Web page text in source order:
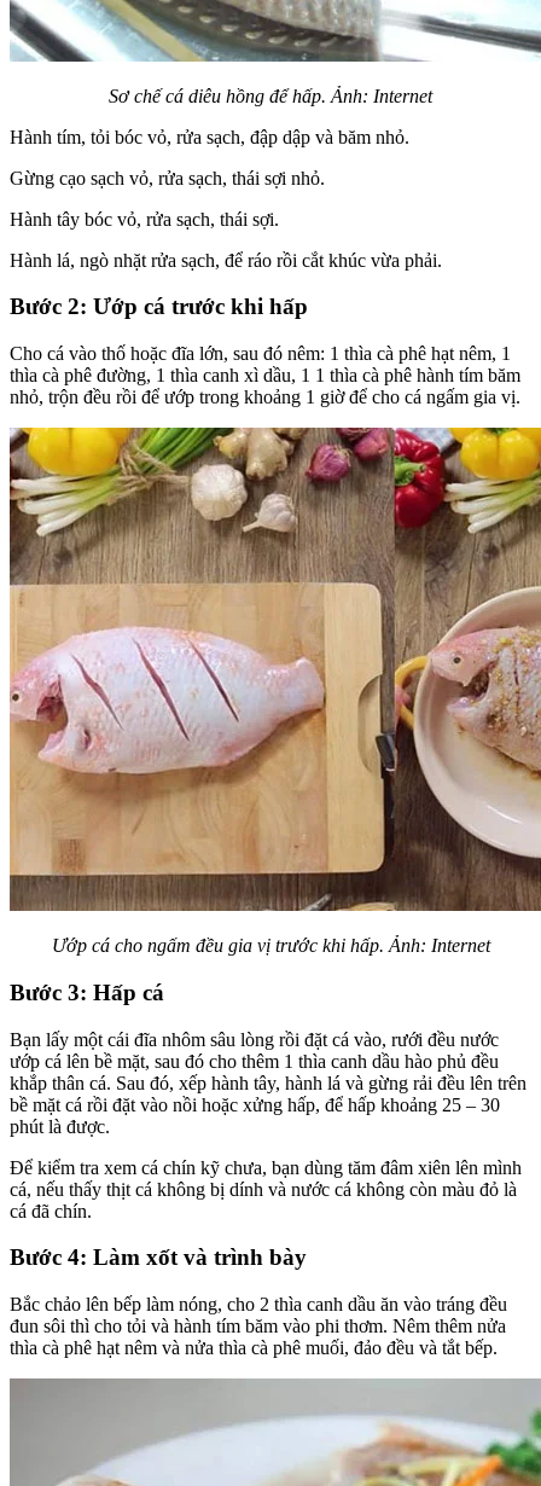
Sơ chế cá diêu hồng để hấp. Ảnh: Internet
Hành tím, tỏi bóc vỏ, rửa sạch, đập dập và băm nhỏ.
Gừng cạo sạch vỏ, rửa sạch, thái sợi nhỏ.
Hành tây bóc vỏ, rửa sạch, thái sợi.
Hành lá, ngò nhặt rửa sạch, để ráo rồi cắt khúc vừa phải.
Bước 2: Ướp cá trước khi hấp
Cho cá vào thố hoặc đĩa lớn, sau đó nêm: 1 thìa cà phê hạt nêm, 1
thìa cà phê đường, 1 thìa canh xì dầu, 1 1 thìa cà phê hành tím băm
nhỏ, trộn đều rồi để ướp trong khoảng 1 giờ để cho cá ngấm gia vị.
Ướp cá cho ngấm đều gia vị trước khi hấp. Ảnh: Internet
Bước 3: Hấp cá
Bạn lấy một cái đĩa nhôm sâu lòng rồi đặt cá vào, rưới đều nước
ướp cá lên bề mặt, sau đó cho thêm 1 thìa canh dầu hào phủ đều
khắp thân cá. Sau đó, xếp hành tây, hành lá và gừng rải đều lên trên
bề mặt cá rồi đặt vào nồi hoặc xửng hấp, để hấp khoảng 25 – 30
phút là được.
Để kiểm tra xem cá chín kỹ chưa, bạn dùng tăm đâm xiên lên mình
cá, nếu thấy thịt cá không bị dính và nước cá không còn màu đỏ là
cá đã chín.
Bước 4: Làm xốt và trình bày
Bắc chảo lên bếp làm nóng, cho 2 thìa canh dầu ăn vào tráng đều
đun sôi thì cho tỏi và hành tím băm vào phi thơm. Nêm thêm nửa
thìa cà phê hạt nêm và nửa thìa cà phê muối, đảo đều và tắt bếp.